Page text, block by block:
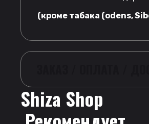
(кроме табака (odens,
Shiza Shop